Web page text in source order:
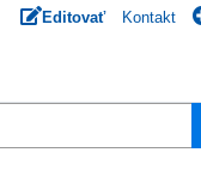
Editovať Kontakt